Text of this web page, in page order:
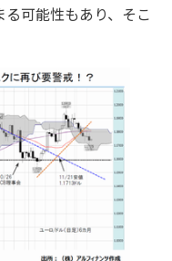
可能性もあり、そこ